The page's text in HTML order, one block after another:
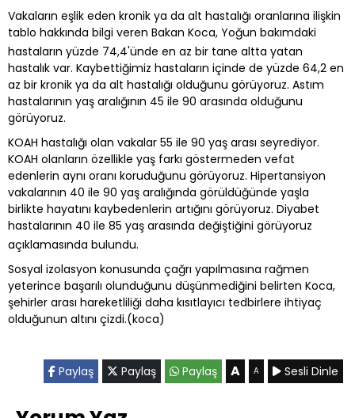
Vakaların eşlik eden kronik ya da alt hastalığı oranlarına ilişkin
tablo hakkında bilgi veren Bakan Koca, Yoğun bakımdaki
hastaların yüzde 74,4'ünde en az bir tane altta yatan
hastalık var. Kaybettiğimiz hastaların içinde de yüzde 64,2 en
az bir kronik ya da alt hastalığı olduğunu görüyoruz. Astım
hastalarının yaş aralığının 45 ile 90 arasında olduğunu
görüyoruz.
KOAH hastalığı olan vakalar 55 ile 90 yaş arası seyrediyor.
KOAH olanların özellikle yaş farkı göstermeden vefat
edenlerin aynı oranı koruduğunu görüyoruz. Hipertansiyon
vakalarının 40 ile 90 yaş aralığında görüldüğünde yaşla
birlikte hayatını kaybedenlerin artığını görüyoruz. Diyabet
hastalarının 40 ile 85 yaş arasında değiştiğini görüyoruz
açıklamasında bulundu.
Sosyal izolasyon konusunda çağrı yapılmasına rağmen
yeterince başarılı olunduğunu düşünmediğini belirten Koca,
şehirler arası hareketliliği daha kısıtlayıcı tedbirlere ihtiyaç
olduğunun altını çizdi.(koca)
Paylaş Paylaş Paylaş A A Sesli Dinle